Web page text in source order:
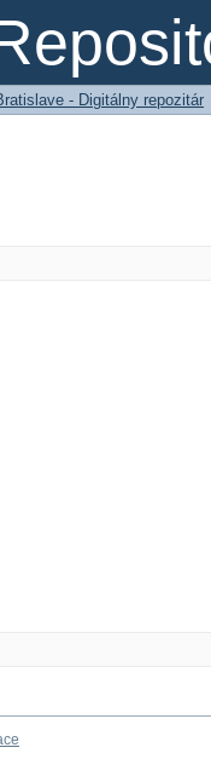
- Digitálny repozitár